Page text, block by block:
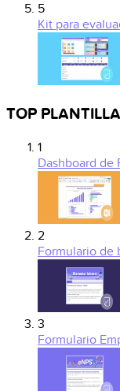
5
Kit para
TOP
1
Dashboard de
2
Formulario de
3
Formulario